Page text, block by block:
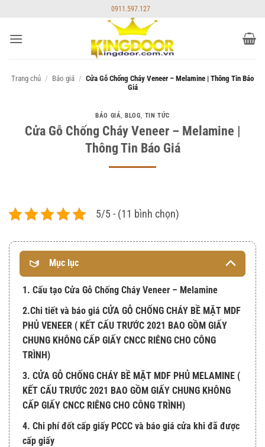
nội
0911.597.127
Trang chủ / Báo giá / Cửa Gỗ Chống Cháy Veneer – Melamine | Thông Tin Báo
Giá
BÁO GIÁ,BLOG, TIN TỨC
Cửa Gỗ Chống Cháy Veneer – Melamine |
Thông Tin Báo Giá
5/5 - (11 bình chọn)
Mục lục
1. Cấu tạo Cửa Gỗ Chống Cháy Veneer – Melamine
2.Chi tiết và báo giá CỬA GỖ CHỐNG CHÁY BỀ MẶT MDF
PHỦ VENEER ( KẾT CẤU TRƯỚC 2021 BAO GỒM GIẤY
CHUNG KHÔNG CẤP GIẤY CNCC RIÊNG CHO CÔNG
TRÌNH)
3. CỬA GỖ CHỐNG CHÁY BỀ MẶT MDF PHỦ MELAMINE (
KẾT CẤU TRƯỚC 2021 BAO GỒM GIẤY CHUNG KHÔNG
CẤP GIẤY CNCC RIÊNG CHO CÔNG TRÌNH)
4. Chi phí đốt cấp giấy PCCC và báo giá cửa khi đã được
cấp giấy